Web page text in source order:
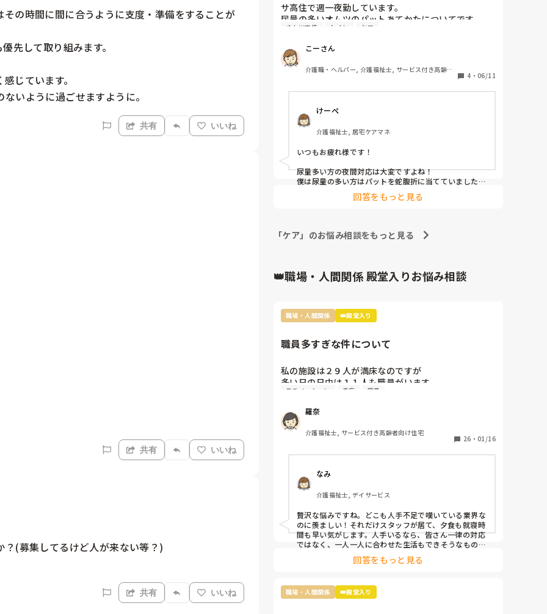
の時間に間に合うように支度・準備をすることが
先して取り組みます。
じています。
いように過ごせますように。
共有 いいね
共有 いいね
(募集してるけど人が来ない等？)
共有 いいね
サ高住で週一夜勤しています。
尿量の多いオムツのパットあてかたについてです。
臥床されている方で、パットを巻くと臀部と陰部を覆
の部分が濡れておらず、臀部側が多く濡れて背中側に
汚染することもあります。
特に夜用のパットは大きいものを使用し、吸収量は多
ず1/3程は有効に吸収できていないように思います。
できるだけ臀部側にずらすようにしてますが・・・
オムツの大きさもあり限界があります。
パットの全域を有効に使えるようないい案はございま
せんか？
特に女性の方の対応でご教示ください。
都度交換もいいとおもうんですが、睡眠を優先したい
とおもっております。
オムツ交換 トイレ ケア
こーさん
介護職・ヘルパー, 介護福祉士, サービス付き高齢者
4 ・ 06/11
けーぺ
介護福祉士, 居宅ケアマネ
いつもお疲れ様です！
尿量多い方の夜間対応は大変ですよね！
僕は尿量の多い方はパットを蛇腹折に当てていました！
お尻側に漏れるのを吸収してくれるイメージで当ててま
ん。
回答をもっと見る
「ケア」のお悩み相談をもっと見る
👑職場・人間関係 殿堂入りお悩み相談
職場・人間関係 👑殿堂入り
職員多すぎな件について
私の施設は２９人が満床なのですが
多い日の日中は１１人も職員がいます。
なので暇すぎて仕事内容がないです。
2人は掃除担当なので居室掃除やシーツ交換は
掃除担当がされるのですが、介護側の職員のすること
もないため廊下の掃除や壁拭き、手すり消毒などの掃
除をしています。
レクは午前と午後にしているし、他に何か職員がした
不満なのは16時までの勤務の職員が多いので、16時〜
18時は2人です。17時夕食が提供されるのですが
早く食べてもらって18時までには全員寝てもらうんで
す。
モチベーション 愚痴 職員
羅奈
介護福祉士, サービス付き高齢者向け住宅
26 ・ 01/16
なみ
介護福祉士, デイサービス
贅沢な悩みですね。どこも人手不足で嘆いている業界な
のに羨ましい！それだけスタッフが居て、夕食も就寝時
間も早い気がします。人手いるなら、皆さん一律の対応
ではなく、一人一人に合わせた生活もできそうなもので
す。利用者さんと寄り添って会話をしてニーズを拾い上
げたり、散歩に行ったり、イベントを開催したり、工作
るのが介護です。スタッフ同士で世間話して時間を潰し
ていませんか？利用者様の生活の質向上のために何がで
回答をもっと見る
職場・人間関係 👑殿堂入り